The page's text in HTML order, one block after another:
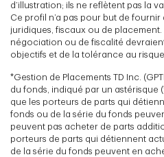
d’illustration; ils ne reflètent pas la
Ce profil n’a pas pour but de fournir
juridiques, fiscaux ou de
négociation ou de fiscalité
objectifs et de la tolérance au
*Gestion de Placements TD Inc.
du fonds, indiqué par un astérisque
que les porteurs de parts qui
fonds ou de la série du fonds
peuvent pas acheter de parts
porteurs de parts qui détiennent
de la série du fonds peuvent en